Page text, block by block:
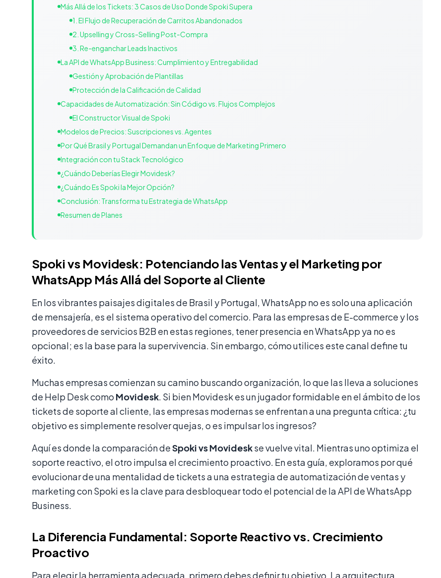
Más Allá de los Tickets: 3 Casos de Uso Donde Spoki Supera
1. El Flujo de Recuperación de Carritos Abandonados
2. Upselling y Cross-Selling Post-Compra
3. Re-enganchar Leads Inactivos
La API de WhatsApp Business: Cumplimiento y Entregabilidad
Gestión y Aprobación de Plantillas
Protección de la Calificación de Calidad
Capacidades de Automatización: Sin Código vs. Flujos Complejos
El Constructor Visual de Spoki
Modelos de Precios: Suscripciones vs. Agentes
Por Qué Brasil y Portugal Demandan un Enfoque de Marketing Primero
Integración con tu Stack Tecnológico
¿Cuándo Deberías Elegir Movidesk?
¿Cuándo Es Spoki la Mejor Opción?
Conclusión: Transforma tu Estrategia de WhatsApp
Resumen de Planes
Spoki vs Movidesk: Potenciando las Ventas y el Marketing por
WhatsApp Más Allá del Soporte al Cliente
En los vibrantes paisajes digitales de Brasil y Portugal, WhatsApp no es solo una aplicación
de mensajería, es el sistema operativo del comercio. Para las empresas de E-commerce y los
proveedores de servicios B2B en estas regiones, tener presencia en WhatsApp ya no es
opcional; es la base para la supervivencia. Sin embargo, cómo utilices este canal define tu
éxito.
Muchas empresas comienzan su camino buscando organización, lo que las lleva a soluciones
de Help Desk como Movidesk. Si bien Movidesk es un jugador formidable en el ámbito de los
tickets de soporte al cliente, las empresas modernas se enfrentan a una pregunta crítica: ¿tu
objetivo es simplemente resolver quejas, o es impulsar los ingresos?
Aquí es donde la comparación deSpoki vs Movideskse vuelve vital. Mientras uno optimiza el
soporte reactivo, el otro impulsa el crecimiento proactivo. En esta guía, exploramos por qué
evolucionar de una mentalidad de tickets a una estrategia de automatización de ventas y
marketing con Spoki es la clave para desbloquear todo el potencial de la API de WhatsApp
Business.
La Diferencia Fundamental: Soporte Reactivo vs. Crecimiento
Proactivo
Para elegir la herramienta adecuada, primero debes definir tu objetivo. La arquitectura